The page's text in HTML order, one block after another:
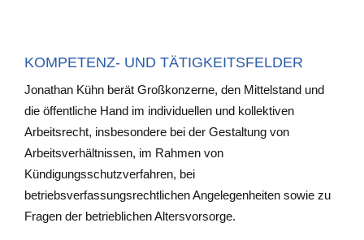
KOMPETENZ- UND TÄTIGKEITSFELDER
Jonathan Kühn berät Großkonzerne, den Mittelstand und
die öffentliche Hand im individuellen und kollektiven
Arbeitsrecht, insbesondere bei der Gestaltung von
Arbeitsverhältnissen, im Rahmen von
Kündigungsschutzverfahren, bei
betriebsverfassungsrechtlichen Angelegenheiten sowie zu
Fragen der betrieblichen Altersvorsorge.